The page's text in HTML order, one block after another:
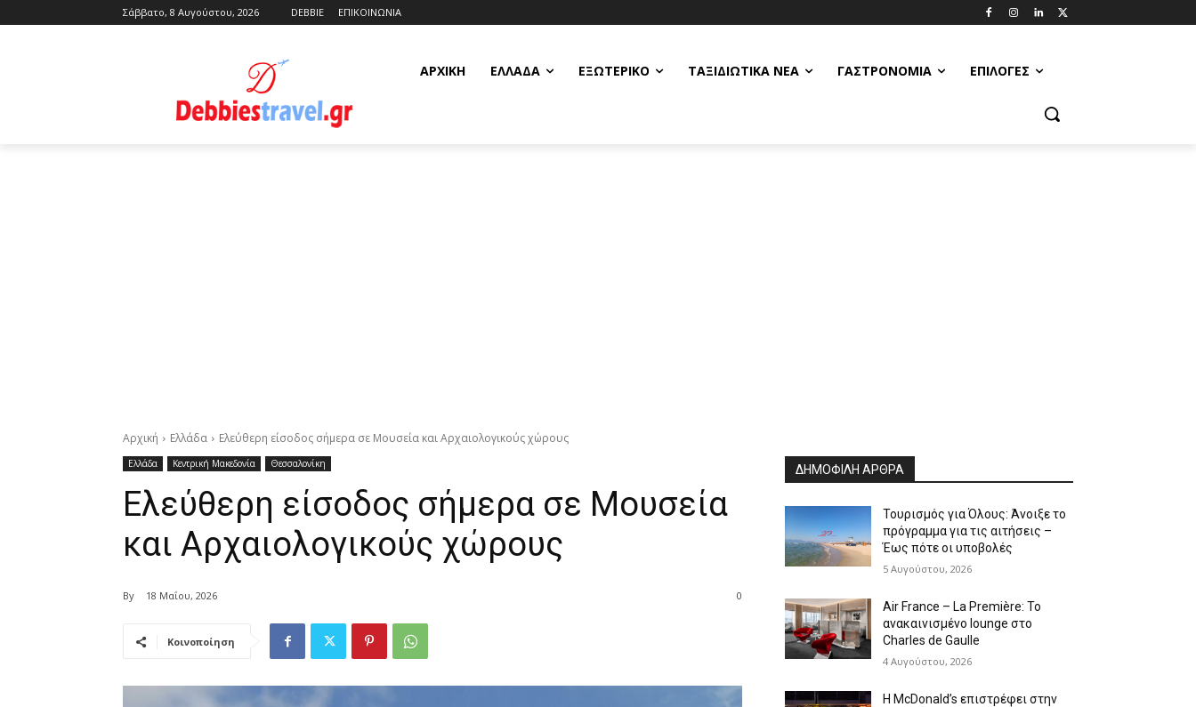
Σάββατο, 8 Αυγούστου, 2026 DEBBIE ΕΠΙΚΟΙΝΩΝΙΑ
ΑΡΧΙΚΗ ΕΛΛΆΔΑ ΕΞΩΤΕΡΙΚΌ ΤΑΞΙΔΙΩΤΙΚΆ ΝΈΑ ΓΑΣΤΡΟΝΟΜΊΑ ΕΠΙΛΟΓΈΣ
Αρχική Ελλάδα Ελεύθερη είσοδος σήμερα σε Μουσεία και Αρχαιολογικούς χώρους
Ελλάδα Κεντρική Μακεδονία Θεσσαλονίκη
Ελεύθερη είσοδος σήμερα σε Μουσεία
και Αρχαιολογικούς χώρους
By 18 Μαΐου, 2026 0
Κοινοποίηση
ΔΗΜΟΦΙΛΗ ΑΡΘΡΑ
Τουρισμός για Όλους: Άνοιξε το
πρόγραμμα για τις αιτήσεις –
Έως πότε οι υποβολές
5 Αυγούστου, 2026
Air France – La Première: Το
ανακαινισμένο lounge στο
Charles de Gaulle
4 Αυγούστου, 2026
Η McDonald’s επιστρέφει στην